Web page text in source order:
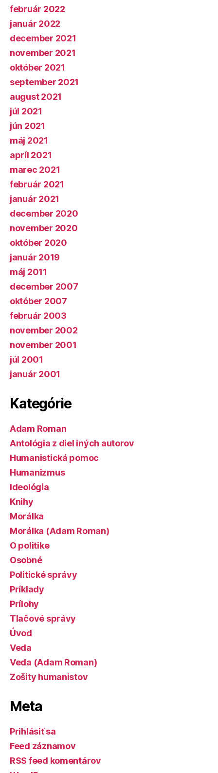
február 2022
január 2022
december 2021
november 2021
október 2021
september 2021
august 2021
júl 2021
jún 2021
máj 2021
apríl 2021
marec 2021
február 2021
január 2021
december 2020
november 2020
október 2020
január 2019
máj 2011
december 2007
október 2007
február 2003
november 2002
november 2001
júl 2001
január 2001
Kategórie
Adam Roman
Antológia z diel iných autorov
Humanistická pomoc
Humanizmus
Ideológia
Knihy
Morálka
Morálka (Adam Roman)
O politike
Osobné
Politické správy
Príklady
Prílohy
Tlačové správy
Úvod
Veda
Veda (Adam Roman)
Zošity humanistov
Meta
Prihlásiť sa
Feed záznamov
RSS feed komentárov